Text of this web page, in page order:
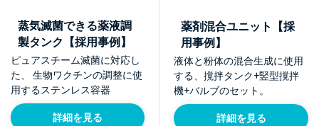
蒸気滅菌できる薬液調
製タンク【採用事例】
ピュアスチーム滅菌に対応し
た、 生物ワクチンの調整に使
用するステンレス容器
詳細を見る
薬剤混合ユニット【採
用事例】
液体と粉体の混合生成に使用
する、撹拌タンク+竪型撹拌
機+バルブのセット。
詳細を見る